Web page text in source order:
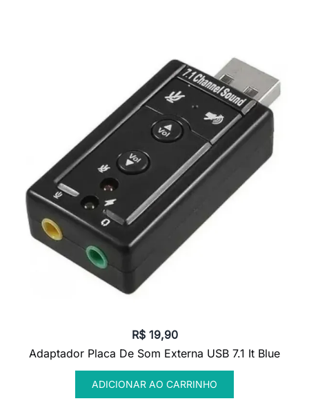
R$19,90
Adaptador Placa De Som Externa USB 7.1 It Blue
ADICIONAR AO CARRINHO